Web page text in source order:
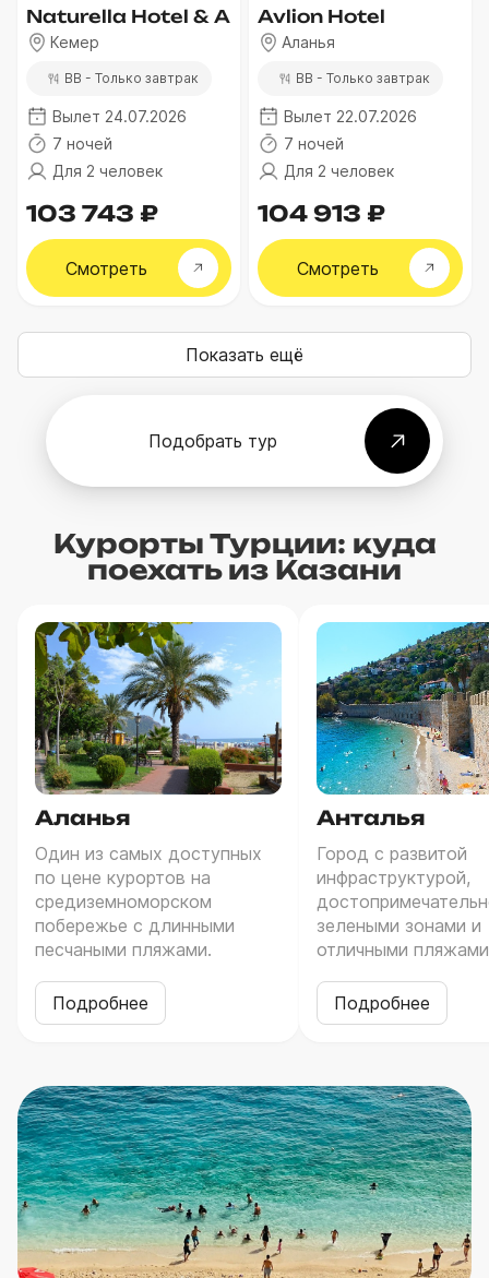
Naturella Hotel & Apart
Кемер
BB - Только завтрак
Вылет 24.07.2026
7 ночей
Для 2 человек
103 743 ₽
Смотреть
Avlion Hotel
Аланья
BB - Только завтрак
Вылет 22.07.2026
7 ночей
Для 2 человек
104 913 ₽
Смотреть
Показать ещё
Подобрать тур
Курорты Турции: куда
поехать из Казани
Аланья
Один из самых доступных
по цене курортов на
средиземноморском
побережье с длинными
песчаными пляжами.
Подробнее
Анталья
Город с развитой
инфраструктурой,
зелеными зонами и
отличными
Подробнее